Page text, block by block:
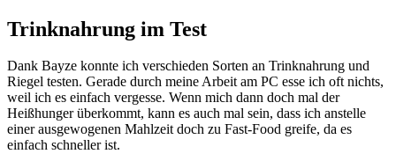
Trinknahrung im Test
Dank Bayze konnte ich verschieden Sorten an Trinknahrung und
Riegel testen. Gerade durch meine Arbeit am PC esse ich oft nichts,
weil ich es einfach vergesse. Wenn mich dann doch mal der
Heißhunger überkommt, kann es auch mal sein, dass ich anstelle
einer ausgewogenen Mahlzeit doch zu Fast-Food greife, da es
einfach schneller ist.